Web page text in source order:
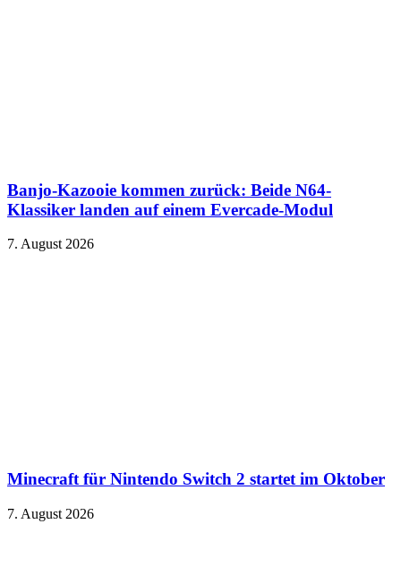
Banjo-Kazooie kommen zurück: Beide N64-
Klassiker landen auf einem Evercade-Modul
7. August 2026
Minecraft für Nintendo Switch 2 startet im Oktober
7. August 2026